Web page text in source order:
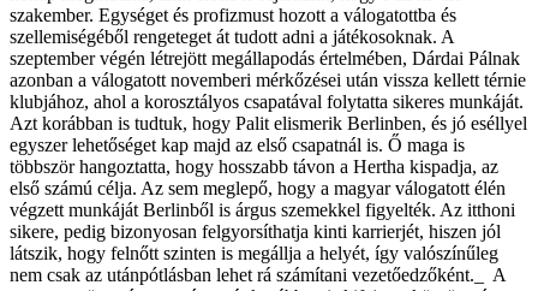
szakember. Egységet és profizmust hozott a válogatottba és
szellemiségéből rengeteget át tudott adni a játékosoknak. A
szeptember végén létrejött megállapodás értelmében, Dárdai Pálnak
azonban a válogatott novemberi mérkőzései után vissza kellett térnie
klubjához, ahol a korosztályos csapatával folytatta sikeres munkáját.
Azt korábban is tudtuk, hogy Palit elismerik Berlinben, és jó eséllyel
egyszer lehetőséget kap majd az első csapatnál is. Ő maga is
többször hangoztatta, hogy hosszabb távon a Hertha kispadja, az
első számú célja. Az sem meglepő, hogy a magyar válogatott élén
végzett munkáját Berlinből is árgus szemekkel figyelték. Az itthoni
sikere, pedig bizonyosan felgyorsíthatja kinti karrierjét, hiszen jól
látszik, hogy felnőtt szinten is megállja a helyét, így valószínűleg
nem csak az utánpótlásban lehet rá számítani vezetőedzőként._
A